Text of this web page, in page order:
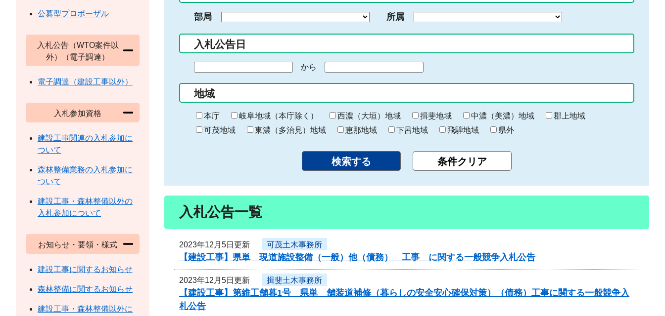
入
力
部局 所属
入札公告日
の
始
ま
り
から
終
わ
り
地域
本庁 岐阜地域（本庁除く） 西濃（大垣）地域 揖斐地域 中濃（美濃）地域
郡上地域
可茂地域
東濃（多治見）地域 恵那地域 下呂地域 飛騨地域 県外
入札公告一覧
2023年12月5日更新 可茂土木事務所
【建設工事】県単 現道施設整備（一般）他（債務） 工事 に関する一般競争入札公告
2023年12月5日更新 揖斐土木事務所
【建設工事】第維工舗暮1号 県単 舗装道補修（暮らしの安全安心確保対策）（債務）工事に関する一般競争入
札公告
公募型プロポーザル
入札公告（WTO案件以
外）（電子調達）
電子調達（建設工事以外）
入札参加資格
建設工事関連の入札参加に
ついて
森林整備業務の入札参加に
ついて
建設工事・森林整備以外の
入札参加について
お知らせ・要領・様式
建設工事に関するお知らせ
森林整備に関するお知らせ
建設工事・森林整備以外に